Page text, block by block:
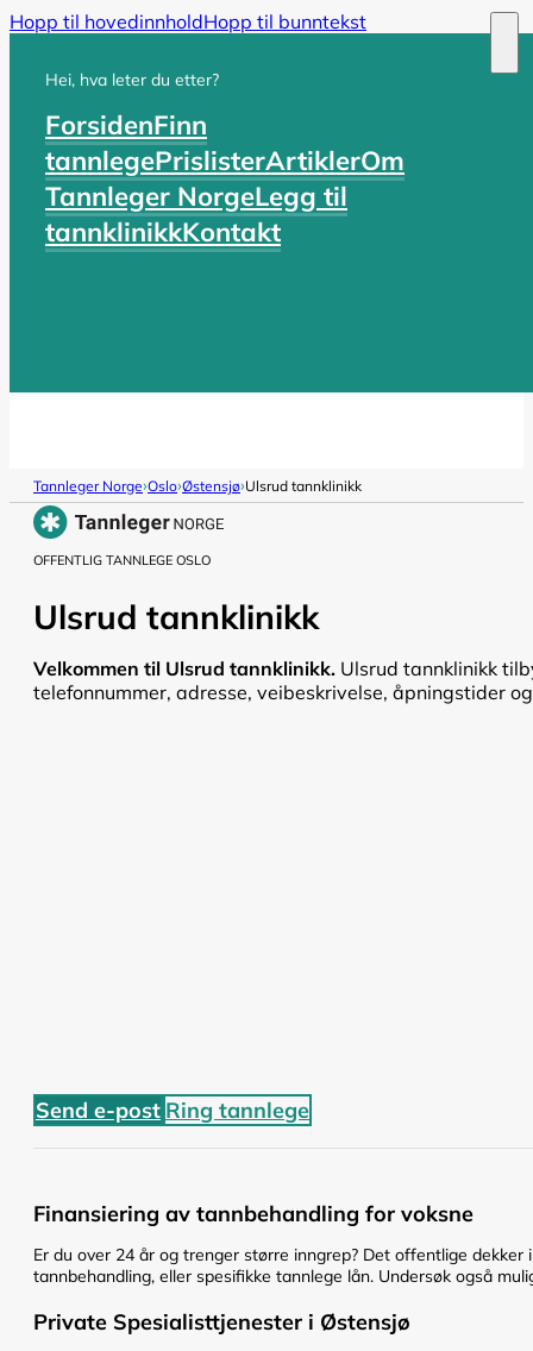
Hopp til hovedinnholdHopp til bunntekst
Hei, hva leter du etter?
ForsidenFinn
tannlegePrislisterArtiklerOm
Tannleger NorgeLegg til
tannklinikkKontakt
Tannleger Norge›Oslo›Østensjø›Ulsrud tannklinikk
OFFENTLIG TANNLEGE OSLO
Ulsrud tannklinikk
Velkommen til Ulsrud tannklinikk. Ulsrud tannklinikk
telefonnummer, adresse, veibeskrivelse, åpningstider
Send e-post Ring tannlege
Finansiering av tannbehandling for voksne
Er du over 24 år og trenger større inngrep? Det offentlige
tannbehandling, eller spesifikke tannlege lån. Undersøk også
Private Spesialisttjenester i Østensjø